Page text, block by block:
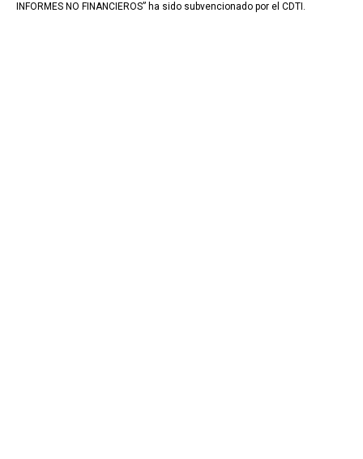
INFORMES NO FINANCIEROS” ha sido subvencionado por el CDTI.